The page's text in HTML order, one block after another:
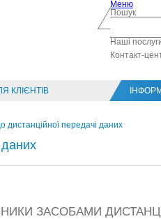
Меню
Пошук
Наші
Контакт-
КЛІЄНТІВ
дистанційної передачі даних
даних
ЗАСОБАМИ